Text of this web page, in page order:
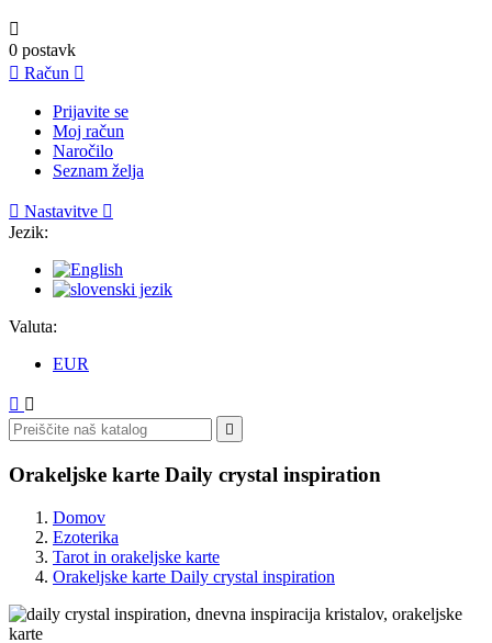

0 postavk
 Račun 
Prijavite se
Moj račun
Naročilo
Seznam želja
 Nastavitve 
Jezik:
Valuta:
EUR
 

Orakeljske karte Daily crystal inspiration
Domov
Ezoterika
Tarot in orakeljske karte
Orakeljske karte Daily crystal inspiration